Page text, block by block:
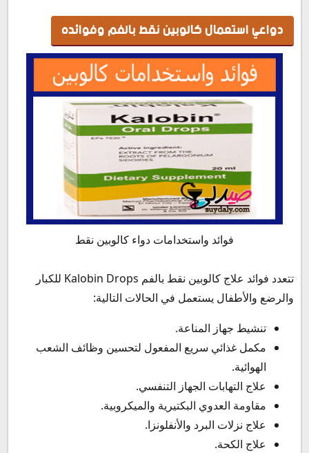
دواعي استعمال كالوبين نقط بالفم وفوائده
فوائد واستخدامات دواء كالوبين نقط
تتعدد فوائد علاج كالوبين نقط بالفم Kalobin Drops للكبار
والرضع والأطفال يستعمل في الحالات التالية:
تنشيط جهاز المناعة.
مكمل غذائي سريع المفعول لتحسين وظائف الشعب
الهوائية.
علاج التهابات الجهاز التنفسي.
مقاومة العدوي البكتيرية والميكروبية.
علاج نزلات البرد والأنفلونزا.
علاج الكحة.